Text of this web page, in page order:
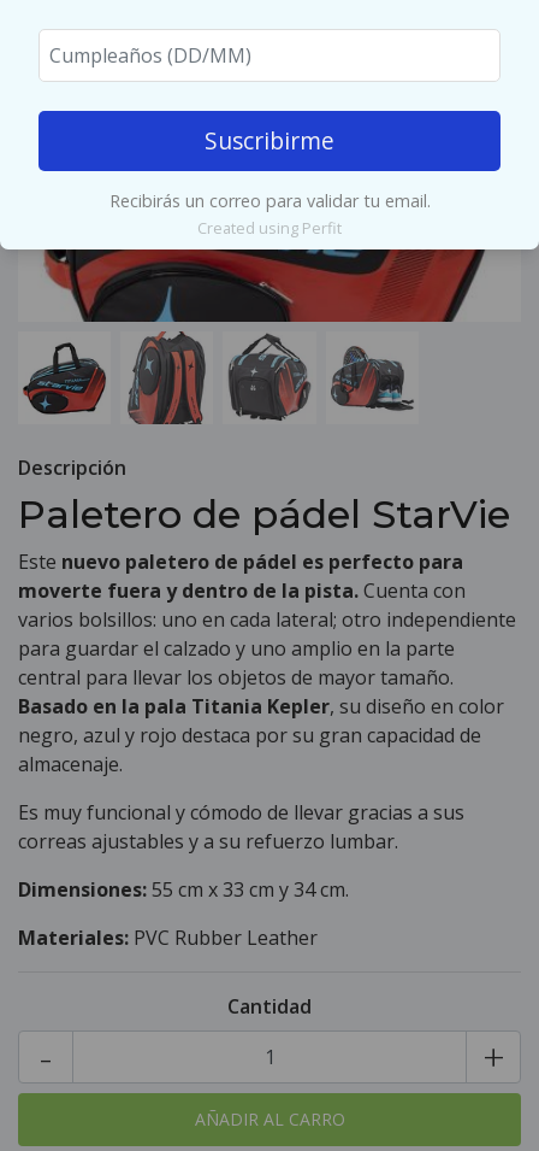
Suscribirme
Recibirás un correo para validar tu email.
Created using Perfit
Descripción
Paletero de pádel StarVie
Este nuevo paletero de pádel es perfecto para
moverte fuera y dentro de la pista.Cuenta con
varios bolsillos: uno en cada lateral; otro independiente
para guardar el calzado y uno amplio en la parte
central para llevar los objetos de mayor tamaño.
Basado en la pala Titania Kepler, su diseño en color
negro, azul y rojo destaca por su gran capacidad de
almacenaje.
Es muy funcional y cómodo de llevar gracias a sus
correas ajustables y a su refuerzo lumbar.
Dimensiones:55 cm x 33 cm y 34 cm.
Materiales: PVC Rubber Leather
Cantidad
+
-